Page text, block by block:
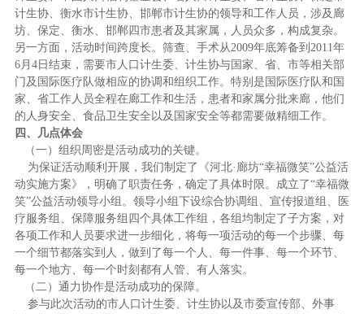
计生协、衡水市计生协、邯郸市计生协的领导和工作人员，涉及廊
坊、保定、衡水、邯郸四市患者及其家属，人员众多，构成复杂。
另一方面，活动时间跨度长。筛查、手术从2009年底筹备到2011年
6月4日结束，需要市人口计生委、计生协与国家、省、市等相关部
门及国际医疗队做相应的协调和组织工作。特别是国际医疗队和国
家、省工作人员全程在廊工作和生活，患者和家属分批来廊，他们
的人身安全、食品卫生安全以及国家安全等都需要做精细工作。
四、几点体会
（一） 组织周密是活动成功的关键。
为保证活动顺利开展，我们制定了《河北·廊坊“幸福微笑”公益活
动实施方案》，明确了职责任务，确定了具体时限。成立了“幸福微
笑”公益活动领导小组。领导小组下设综合协调组、宣传报道组、医
疗服务组、保障服务组四个具体工作组，各组均制定了子方案，对
各项工作和人员要求进一步细化，将每一项活动的每一个步骤、每
一个细节都落实到人，做到了每一个人、每一件事、每一个环节、
每一个地方、每一个时刻都有人管、有人落实。
（二） 通力协作是活动成功的保障。
参与此次活动的市人口计生委、计生协以及市委宣传部、外事